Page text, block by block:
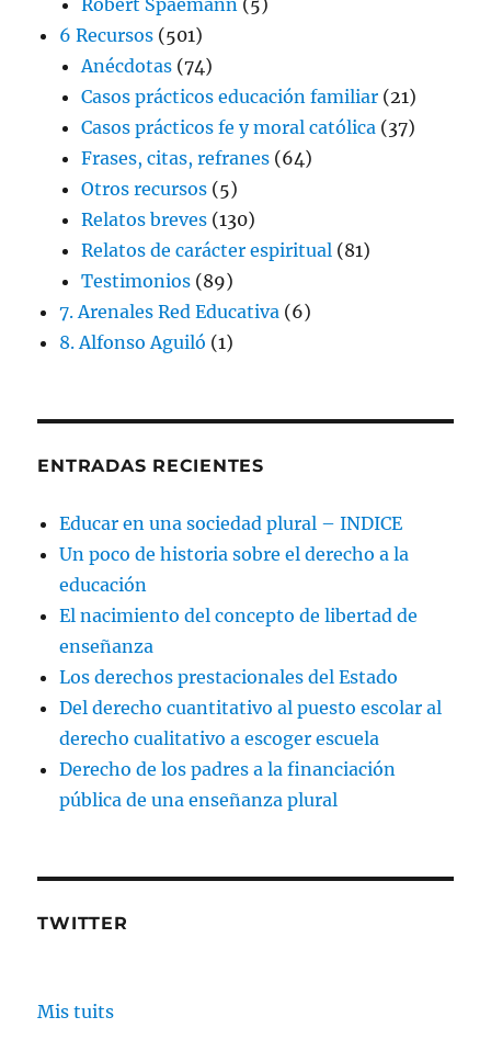
6 Recursos (501)
Anécdotas (74)
Casos prácticos educación familiar (21)
Casos prácticos fe y moral católica (37)
Frases, citas, refranes (64)
Otros recursos (5)
Relatos breves (130)
Relatos de carácter espiritual (81)
Testimonios (89)
7. Arenales Red Educativa (6)
8. Alfonso Aguiló (1)
ENTRADAS RECIENTES
Educar en una sociedad plural – INDICE
Un poco de historia sobre el derecho a la
educación
El nacimiento del concepto de libertad de
enseñanza
Los derechos prestacionales del Estado
Del derecho cuantitativo al puesto escolar al
derecho cualitativo a escoger escuela
Derecho de los padres a la financiación
pública de una enseñanza plural
TWITTER
Mis tuits